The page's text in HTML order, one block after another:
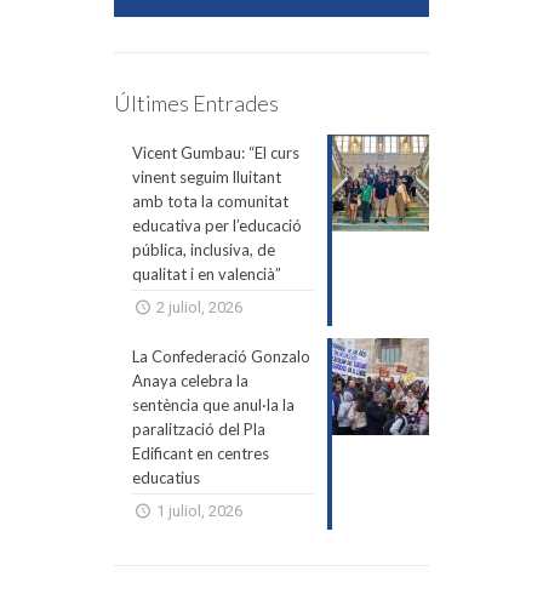
Últimes Entrades
Vicent Gumbau: “El curs
vinent seguim lluitant
amb tota la comunitat
educativa per l’educació
pública, inclusiva, de
qualitat i en valencià”
2 juliol, 2026
La Confederació Gonzalo
Anaya celebra la
sentència que anul·la la
paralització del Pla
Edificant en centres
educatius
1 juliol, 2026